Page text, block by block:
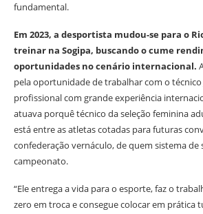
fundamental.
Em 2023, a desportista mudou-se para o
treinar na Sogipa, buscando o cume
oportunidades no cenário internacional.
pela oportunidade de trabalhar com o técnico
profissional com grande experiência
atuava porquê técnico da seleção feminina
está entre as atletas cotadas para futuras
confederação vernáculo, de quem sistema de
campeonato.
“Ele entrega a vida para o esporte, faz o
zero em troca e consegue colocar em prática